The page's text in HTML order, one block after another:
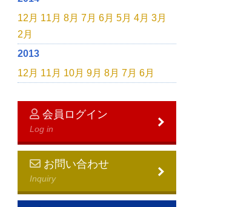
12月 11月 8月 7月 6月 5月 4月 3月
2月
2013
12月 11月 10月 9月 8月 7月 6月
会員ログイン
Log in
お問い合わせ
Inquiry